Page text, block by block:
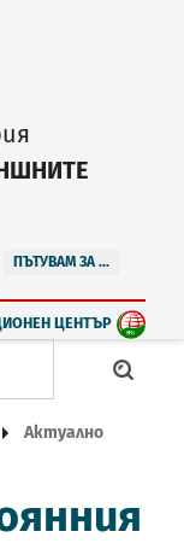
ПЪТУВАМ ЗА ...
ЦЕНТЪР
Актуално